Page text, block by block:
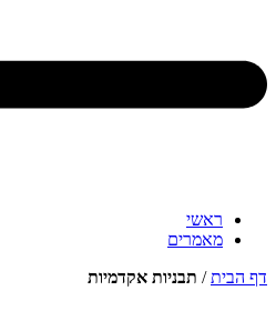
ראשי
מאמרים
דף הבית/ תבניות אקדמיות